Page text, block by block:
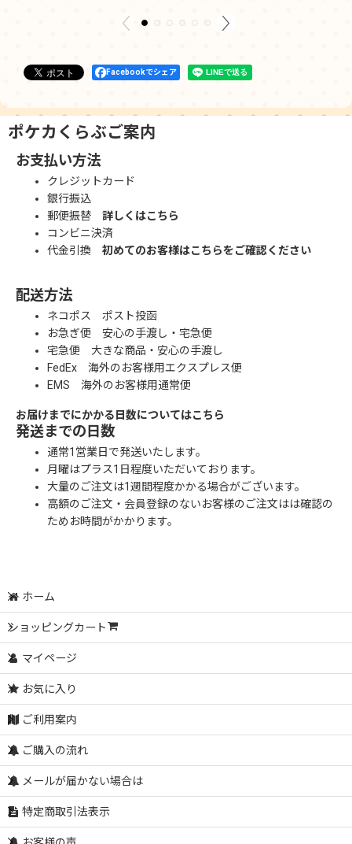
Facebookでシェア
ポケカくらぶご案内
お支払い方法
クレジットカード
銀行振込
郵便振替 詳しくはこちら
コンビニ決済
代金引換 初めてのお客様はこちらをご確認ください
配送方法
ネコポス ポスト投函
お急ぎ便 安心の手渡し・宅急便
宅急便 大きな商品・安心の手渡し
FedEx 海外のお客様用エクスプレス便
EMS 海外のお客様用通常便
お届けまでにかかる日数についてはこちら
発送までの日数
通常1営業日で発送いたします。
月曜はプラス1日程度いただいております。
大量のご注文は1週間程度かかる場合がございます。
高額のご注文・会員登録のないお客様のご注文はは確認の
ためお時間がかかります。
ホーム
ショッピングカート
マイページ
お気に入り
ご利用案内
ご購入の流れ
メールが届かない場合は
特定商取引法表示